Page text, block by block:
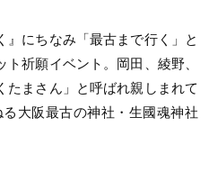
にちなみ「最古まで行く」と
祈願イベント。岡田、綾野、
たまさん」と呼ばれ親しまれて
大阪最古の神社・生國魂神社